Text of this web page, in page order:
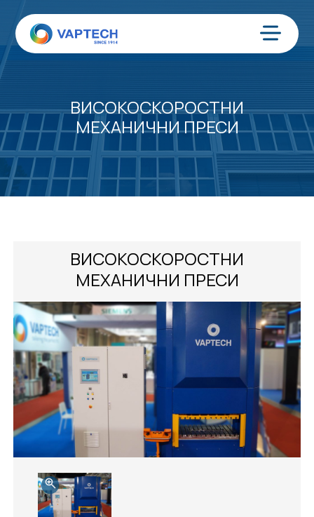
към
съдържанието
Меню
ВИСОКОСКОРОСТНИ
МЕХАНИЧНИ ПРЕСИ
ВИСОКОСКОРОСТНИ
МЕХАНИЧНИ ПРЕСИ